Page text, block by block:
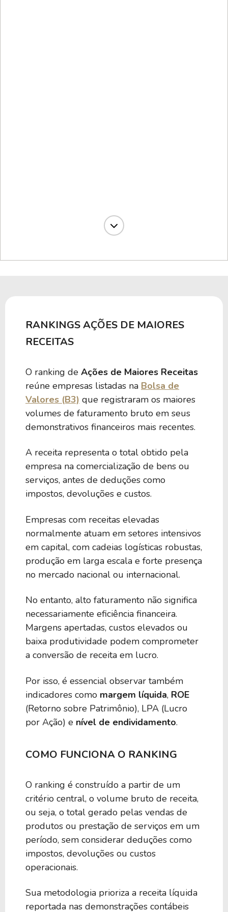
RANKINGS AÇÕES DE MAIORES
RECEITAS
O ranking de Ações de Maiores Receitas
reúne empresas listadas na Bolsa de
Valores (B3) que registraram os maiores
volumes de faturamento bruto em seus
demonstrativos financeiros mais recentes.
A receita representa o total obtido pela
empresa na comercialização de bens ou
serviços, antes de deduções como
impostos, devoluções e custos.
Empresas com receitas elevadas
normalmente atuam em setores intensivos
em capital, com cadeias logísticas robustas,
produção em larga escala e forte presença
no mercado nacional ou internacional.
No entanto, alto faturamento não significa
necessariamente eficiência financeira.
Margens apertadas, custos elevados ou
baixa produtividade podem comprometer
a conversão de receita em lucro.
Por isso, é essencial observar também
indicadores como margem líquida, ROE
(Retorno sobre Patrimônio), LPA (Lucro
por Ação) e nível de endividamento.
COMO FUNCIONA O RANKING
O ranking é construído a partir de um
critério central, o volume bruto de receita,
ou seja, o total gerado pelas vendas de
produtos ou prestação de serviços em um
período, sem considerar deduções como
impostos, devoluções ou custos
operacionais.
Sua metodologia prioriza a receita líquida
reportada nas demonstrações contábeis